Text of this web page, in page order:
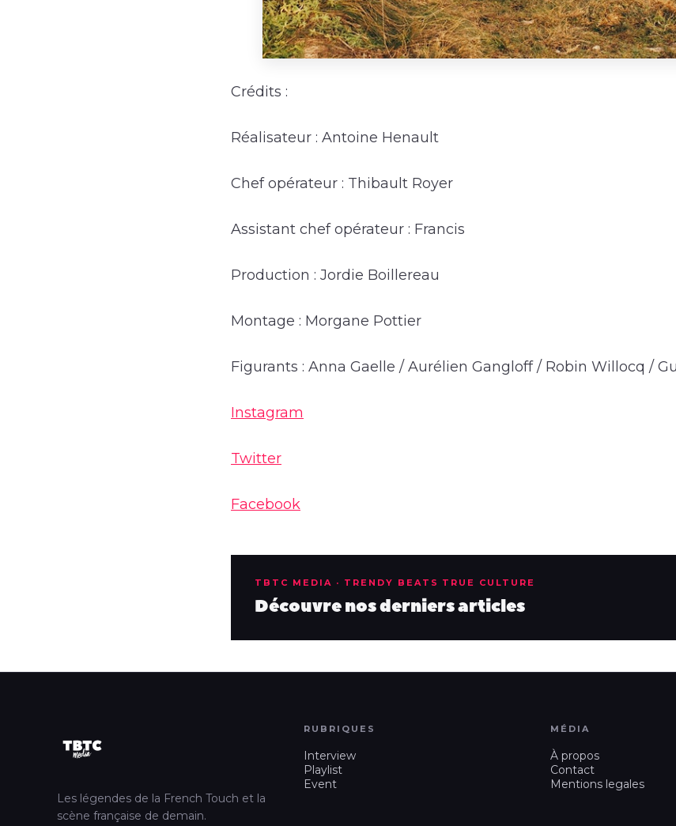
Crédits :
Réalisateur : Antoine Henault
Chef opérateur : Thibault Royer
Assistant chef opérateur : Francis
Production : Jordie Boillereau
Montage : Morgane Pottier
Figurants : Anna Gaelle / Aurélien Gangloff / Robin Willocq /
Instagram
Twitter
Facebook
TBTC MEDIA · TRENDY BEATS TRUE CULTURE
Découvre nos derniers articles
Les légendes de la French Touch et la
scène française de demain.
RUBRIQUES
Interview
Playlist
Event
MÉDIA
À propos
Contact
Mentions legales